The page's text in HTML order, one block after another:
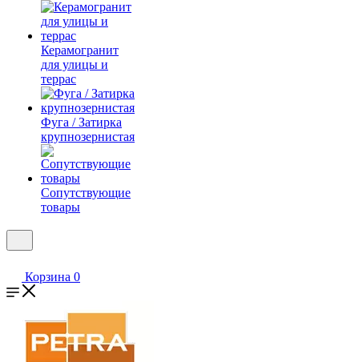
Керамогранит
для улицы и
террас
Фуга / Затирка
крупнозернистая
Сопутствующие
товары
Корзина 0